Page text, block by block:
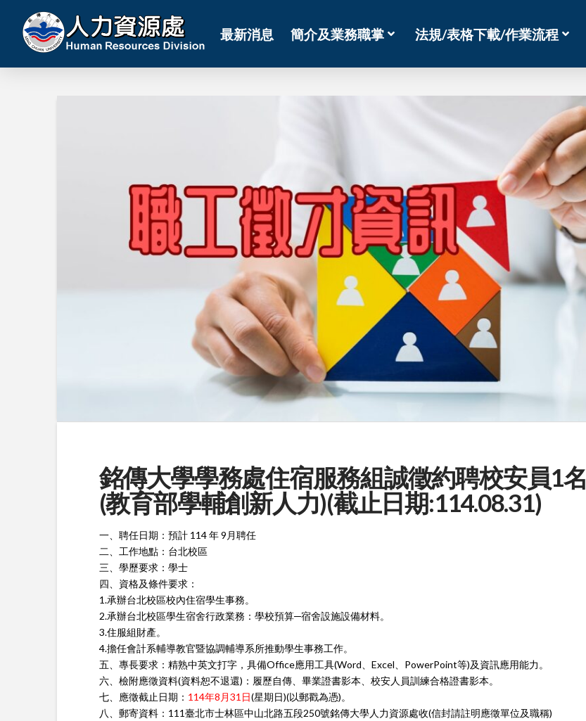
最新消息 簡介及業務職掌 法規/表格下載/作業流程
銘傳大學學務處住宿服務組誠徵約聘校安員1名
(教育部學輔創新人力)(截止日期:114.08.31)
一、聘任日期：預計 114 年 9月聘任
二、工作地點：台北校區
三、學歷要求：學士
四、資格及條件要求：
1.承辦台北校區校內住宿學生事務。
2.承辦台北校區學生宿舍行政業務：學校預算─宿舍設施設備材料。
3.住服組財產。
4.擔任會計系輔導教官暨協調輔導系所推動學生事務工作。
五、專長要求：精熟中英文打字，具備Office應用工具(Word、Excel、PowerPoint等)及資訊應用能力。
六、檢附應徵資料(資料恕不退還)：履歷自傳、畢業證書影本、校安人員訓練合格證書影本。
七、應徵截止日期： 114年8月31日(星期日)(以郵戳為憑)。
八、郵寄資料：111臺北市士林區中山北路五段250號銘傳大學人力資源處收(信封請註明應徵單位及職稱)